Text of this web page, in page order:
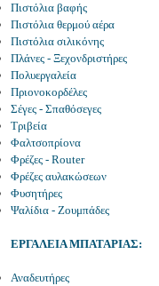
Πιστόλια βαφής
Πιστόλια θερμού αέρα
Πιστόλια σιλικόνης
Πλάνες - Ξεχονδριστήρες
Πολυεργαλεία
Πριονοκορδέλες
Σέγες - Σπαθόσεγες
Τριβεία
Φαλτσοπρίονα
Φρέζες - Router
Φρέζες αυλακώσεων
Φυσητήρες
Ψαλίδια - Ζουμπάδες
ΕΡΓΑΛΕΙΑ ΜΠΑΤΑΡΙΑΣ:
Αναδευτήρες